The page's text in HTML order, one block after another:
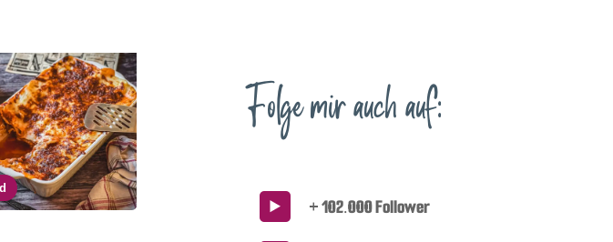
Folge mir auch auf:
+ 102.000 Follower